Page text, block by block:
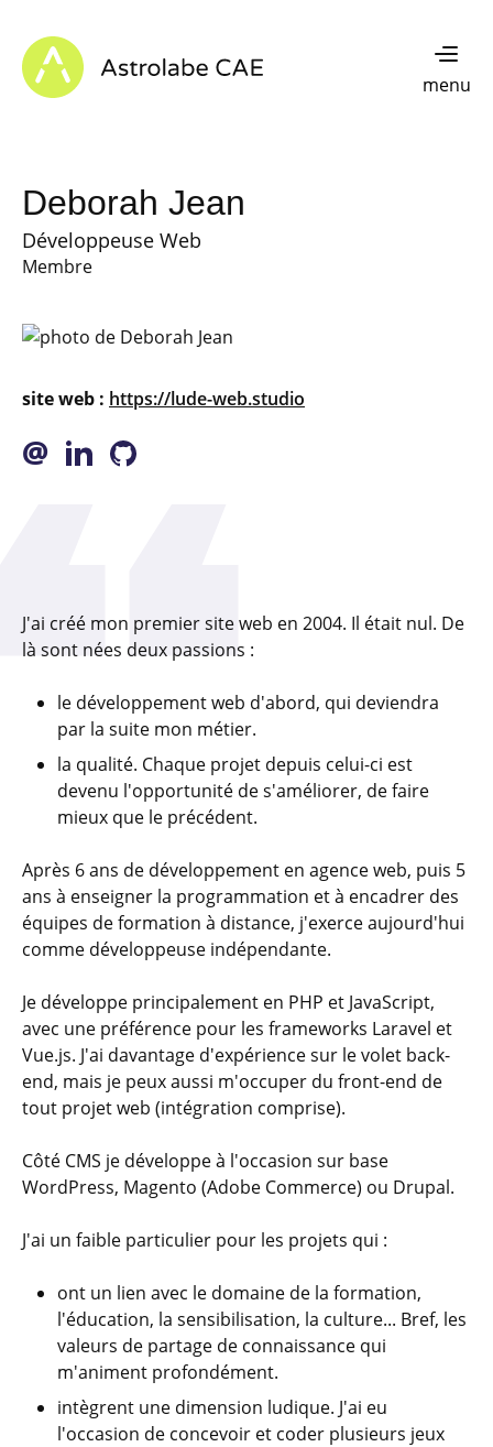
Astrolabe CAE - Home
menu
Deborah Jean
Développeuse Web
Membre
site web : https://lude-web.studio
@
J'ai créé mon premier site web en 2004. Il était nul. De
là sont nées deux passions :
le développement web d'abord, qui deviendra
par la suite mon métier.
la qualité. Chaque projet depuis celui-ci est
devenu l'opportunité de s'améliorer, de faire
mieux que le précédent.
Après 6 ans de développement en agence web, puis 5
ans à enseigner la programmation et à encadrer des
équipes de formation à distance, j'exerce aujourd'hui
comme développeuse indépendante.
Je développe principalement en PHP et JavaScript,
avec une préférence pour les frameworks Laravel et
Vue.js. J'ai davantage d'expérience sur le volet back-
end, mais je peux aussi m'occuper du front-end de
tout projet web (intégration comprise).
Côté CMS je développe à l'occasion sur base
WordPress, Magento (Adobe Commerce) ou Drupal.
J'ai un faible particulier pour les projets qui :
ont un lien avec le domaine de la formation,
l'éducation, la sensibilisation, la culture... Bref, les
valeurs de partage de connaissance qui
m'animent profondément.
intègrent une dimension ludique. J'ai eu
l'occasion de concevoir et coder plusieurs jeux